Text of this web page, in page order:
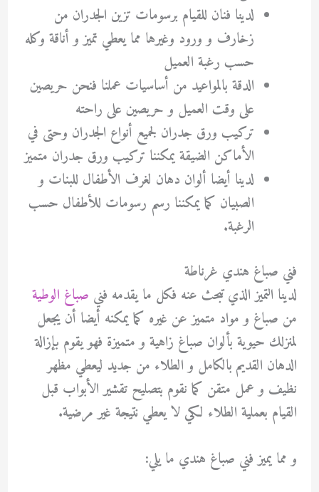
لدينا فنان للقيام برسومات تزين الجدران من
زخارف و ورود وغيرها مما يعطي تميز و أناقة وكله
حسب رغبة العميل
الدقة بالمواعيد من أساسيات عملنا فنحن حريصين
على وقت العميل و حريصين على راحته
تركيب ورق جدران لجميع أنواع الجدران وحتى في
الأماكن الضيقة يمكننا تركيب ورق جدران متميز
لدينا أيضا ألوان دهان لغرف الأطفال للبنات و
الصبيان كما يمكننا رسم رسومات للأطفال حسب
الرغبة.
فني صباغ هندي غرناطة
لدينا التميز الذي تبحث عنه فكل ما يقدمه فني صباغ الوطية
من صباغ و مواد متميز عن غيره كما يمكنه أيضا أن يجعل
لمنزلك حيوية بألوان صباغ زاهية و متميزة فهو يقوم بإزالة
الدهان القديم بالكامل و الطلاء من جديد ليعطي مظهر
نظيف و عمل متقن كما نقوم بتصليح تقشير الأبواب قبل
القيام بعملية الطلاء لكي لا يعطي نتيجة غير مرضية.
و مما يميز فني صباغ هندي ما يلي: